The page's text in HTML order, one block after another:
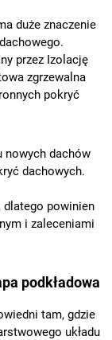
duże znaczenie
przez Izolację
zgrzewalna
pokryć
nowych dachów
dachowych.
dlatego powinien
i zaleceniami
podkładowa
tam, gdzie
układu